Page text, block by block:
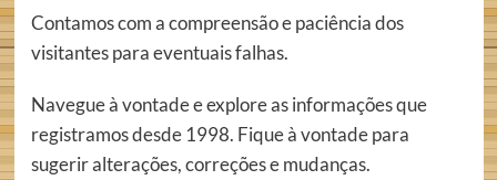
Contamos com a compreensão e paciência dos
visitantes para eventuais falhas.
Navegue à vontade e explore as informações que
registramos desde 1998. Fique à vontade para
sugerir alterações, correções e mudanças.